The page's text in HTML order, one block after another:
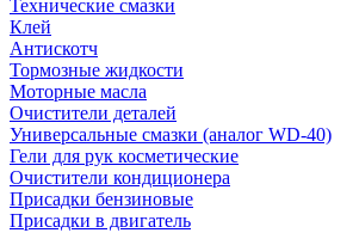
Технические смазки
Клей
Антискотч
Тормозные жидкости
Моторные масла
Очистители деталей
Универсальные смазки (аналог WD-40)
Гели для рук косметические
Очистители кондиционера
Присадки бензиновые
Присадки в двигатель